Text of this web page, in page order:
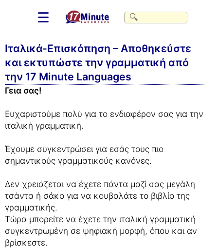
☰
Ιταλικά-Επισκόπηση – Αποθηκεύστε
και εκτυπώστε την γραμματική από
την 17 Minute Languages
Γεια σας!
Ευχαριστούμε πολύ για το ενδιαφέρον σας για την
ιταλική γραμματική.
Έχουμε συγκεντρώσει για εσάς τους πιο
σημαντικούς γραμματικούς κανόνες.
Δεν χρειάζεται να έχετε πάντα μαζί σας μεγάλη
τσάντα ή σάκο για να κουβαλάτε το βιβλίο της
γραμματικής.
Τώρα μπορείτε να έχετε την ιταλική γραμματική
συγκεντρωμένη σε ψηφιακή μορφή, όπου και αν
βρίσκεστε.